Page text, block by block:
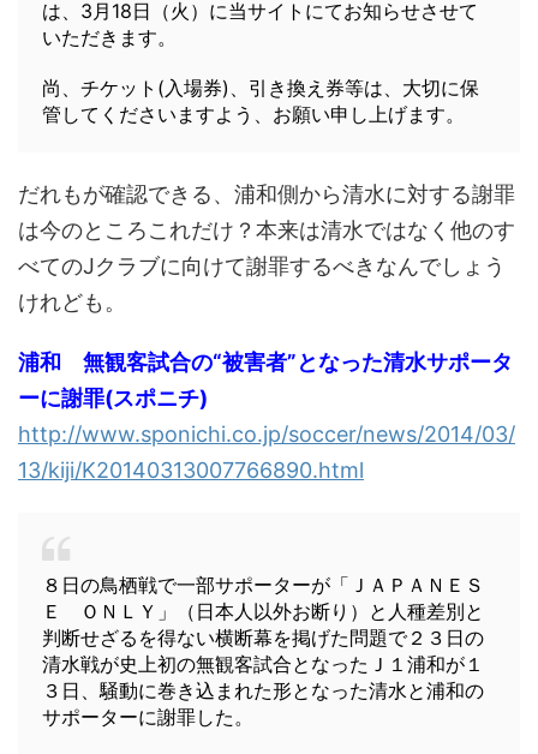
は、3月18日（火）に当サイトにてお知らせさせて
いただきます。
尚、チケット(入場券)、引き換え券等は、大切に保
管してくださいますよう、お願い申し上げます。
だれもが確認できる、浦和側から清水に対する謝罪
は今のところこれだけ？本来は清水ではなく他のす
べてのJクラブに向けて謝罪するべきなんでしょう
けれども。
浦和 無観客試合の“被害者”となった清水サポータ
ーに謝罪(スポニチ)
http://www.sponichi.co.jp/soccer/news/2014/03/
13/kiji/K20140313007766890.html
８日の鳥栖戦で一部サポーターが「ＪＡＰＡＮＥＳ
Ｅ ＯＮＬＹ」（日本人以外お断り）と人種差別と
判断せざるを得ない横断幕を掲げた問題で２３日の
清水戦が史上初の無観客試合となったＪ１浦和が１
３日、騒動に巻き込まれた形となった清水と浦和の
サポーターに謝罪した。